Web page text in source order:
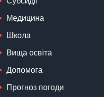
Медицина
Школа
Вища освіта
Допомога
Прогноз погоди